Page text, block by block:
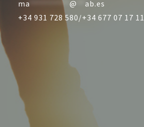
ma ********** @
ab.es
+34 931 728 580/+34 677 07 17 11